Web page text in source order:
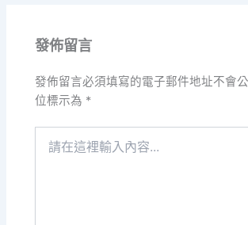
發佈留言
發佈留言必須填寫的電子郵件地址不會公
位標示為 *